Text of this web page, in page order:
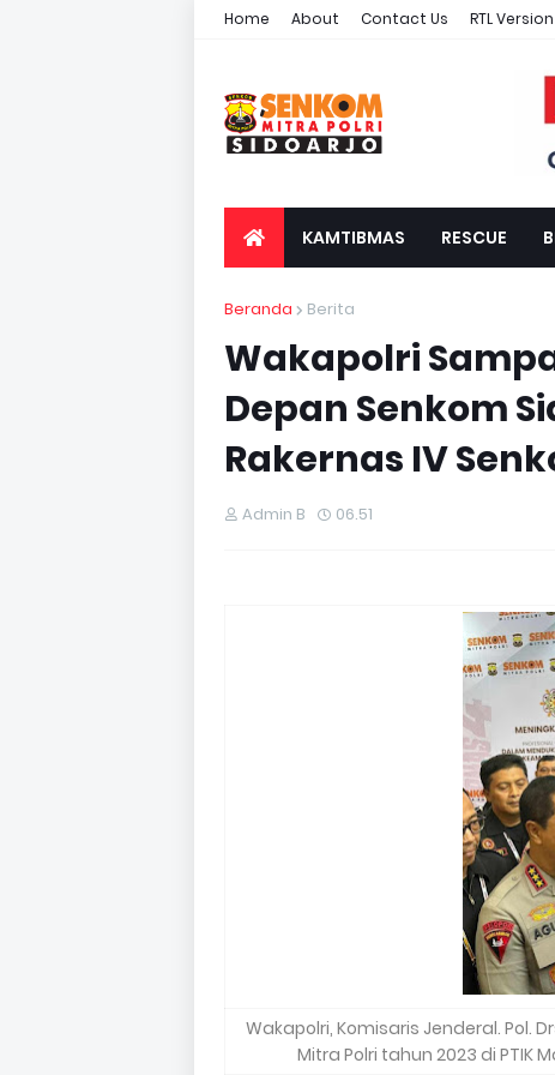
Home About Contact Us RTL Version
KAMTIBMAS RESCUE
Beranda Berita
Wakapolri
Depan Senkom
Rakernas IV
Admin B 06.51
Wakapolri, Komisaris Jenderal. Pol.
Mitra Polri tahun 2023 di PTIK